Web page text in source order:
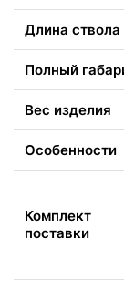
Длина ствола
Полный
Вес изделия
Особенности
Комплект
поставки